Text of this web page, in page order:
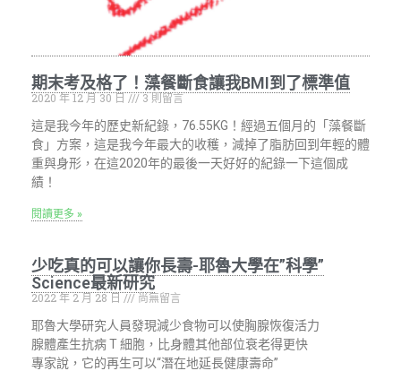
期末考及格了！藻餐斷食讓我BMI到了標準值
2020 年 12 月 30 日
3 則留言
這是我今年的歷史新紀錄，76.55KG！經過五個月的「藻餐斷
食」方案，這是我今年最大的收穫，減掉了脂肪回到年輕的體
重與身形，在這2020年的最後一天好好的紀錄一下這個成
績！
閱讀更多 »
少吃真的可以讓你長壽-耶魯大學在”科學”
Science最新研究
2022 年 2 月 28 日
尚無留言
耶魯大學研究人員發現減少食物可以使胸腺恢復活力
腺體產生抗病 T 細胞，比身體其他部位衰老得更快
專家說，它的再生可以“潛在地延長健康壽命”